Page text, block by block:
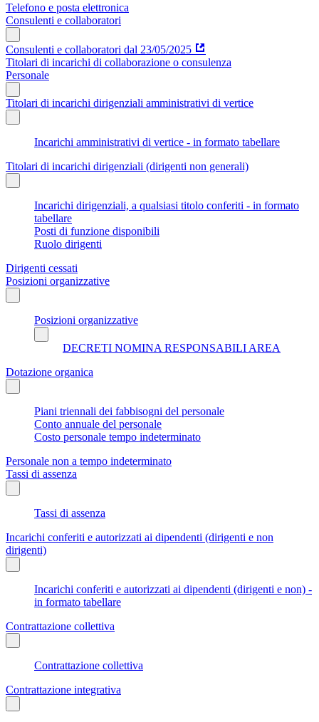
Telefono e posta elettronica
Consulenti e collaboratori
Consulenti e collaboratori dal 23/05/2025
Titolari di incarichi di collaborazione o consulenza
Personale
Titolari di incarichi dirigenziali amministrativi di vertice
Incarichi amministrativi di vertice - in formato tabellare
Titolari di incarichi dirigenziali (dirigenti non generali)
Incarichi dirigenziali, a qualsiasi titolo conferiti - in formato
tabellare
Posti di funzione disponibili
Ruolo dirigenti
Dirigenti cessati
Posizioni organizzative
Posizioni organizzative
DECRETI NOMINA RESPONSABILI AREA
Dotazione organica
Piani triennali dei fabbisogni del personale
Conto annuale del personale
Costo personale tempo indeterminato
Personale non a tempo indeterminato
Tassi di assenza
Tassi di assenza
Incarichi conferiti e autorizzati ai dipendenti (dirigenti e non
dirigenti)
Incarichi conferiti e autorizzati ai dipendenti (dirigenti e non) -
in formato tabellare
Contrattazione collettiva
Contrattazione collettiva
Contrattazione integrativa